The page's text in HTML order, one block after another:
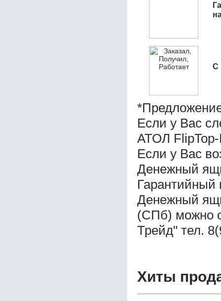
С
Если у Вас
АТОЛ
Если у Вас
Денежный
Гарантийный
Денежный
(СПб) можно
Трейд" тел.
Хиты